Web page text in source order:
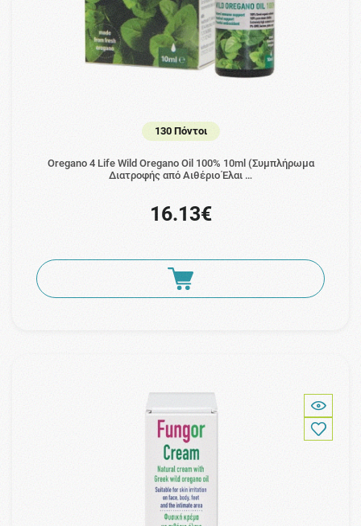
130 Πόντοι
Oregano 4 Life Wild Oregano Oil 100% 10ml (Συμπλήρωμα
Διατροφής από Αιθέριο Έλαι …
16.13€